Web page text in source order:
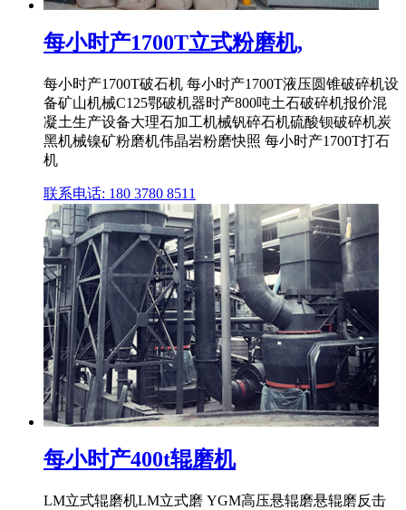
每小时产1700T立式粉磨机,
每小时产1700T破石机 每小时产1700T液压圆锥破碎机设
备矿山机械C125鄂破机器时产800吨土石破碎机报价混
凝土生产设备大理石加工机械钒碎石机硫酸钡破碎机炭
黑机械镍矿粉磨机伟晶岩粉磨快照 每小时产1700T打石
机
联系电话: 180 3780 8511
每小时产400t辊磨机
LM立式辊磨机LM立式磨 YGM高压悬辊磨悬辊磨反击